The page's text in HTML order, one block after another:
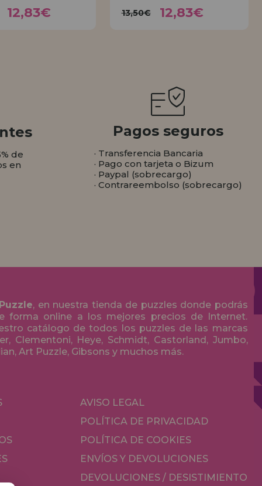
12,83€ 13,50€ 12,83€
de
en
Pagos seguros
· Transferencia Bancaria
· Pago con tarjeta o Bizum
· Paypal (sobrecargo)
· Contrareembolso (sobrecargo)
, en nuestra tienda de puzzles donde podrás
forma online a los mejores precios de Internet.
catálogo de todos los puzzles de las marcas
Clementoni, Heye, Schmidt, Castorland, Jumbo,
Art Puzzle, Gibsons y muchos más.
AVISO LEGAL
POLÍTICA DE PRIVACIDAD
POLÍTICA DE COOKIES
ENVÍOS Y DEVOLUCIONES
DEVOLUCIONES / DESISTIMIENTO